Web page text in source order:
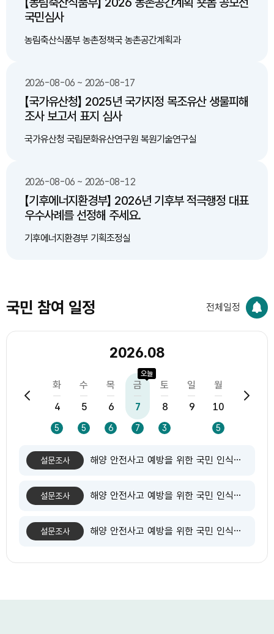
국민심사
농림축산식품부 농촌정책국 농촌공간계획과
2026-08-06 ~ 2026-08-17
【국가유산청】 2025년 국가지정 목조유산 생물피해
조사 보고서 표지 심사
국가유산청 국립문화유산연구원 복원기술연구실
2026-08-06 ~ 2026-08-12
【기후에너지환경부】 2026년 기후부 적극행정 대표
우수사례를 선정해 주세요.
기후에너지환경부 기획조정실
국민 참여 일정
2026.08
화
4
5
수
5
5
목
6
6
금
7
오늘
7
토
8
3
일
9
월
10
5
설문조사 해양 안전사고 예방을 위한 국민 인식조사
설문조사 해양 안전사고 예방을 위한 국민 인식조사
설문조사 해양 안전사고 예방을 위한 국민 인식조사
전체일정